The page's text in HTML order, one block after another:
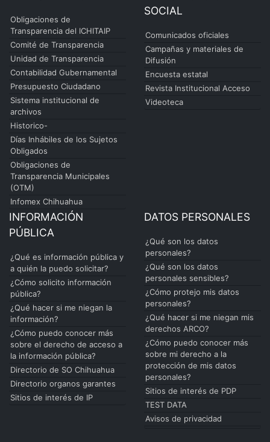
Obligaciones de
Transparencia del ICHITAIP
Comité de Transparencia
Unidad de Transparencia
Contabilidad Gubernamental
Presupuesto Ciudadano
Sistema institucional de
archivos
Historico-
Días Inhábiles de los Sujetos
Obligados
Obligaciones de
Transparencia Municipales
(OTM)
Infomex Chihuahua
SOCIAL
Comunicados oficiales
Campañas y materiales de
Difusión
Encuesta estatal
Revista Institucional Acceso
Videoteca
INFORMACIÓN
PÚBLICA
¿Qué es información pública y
a quién la puedo solicitar?
¿Cómo solicito información
pública?
¿Qué hacer si me niegan la
información?
¿Cómo puedo conocer más
sobre el derecho de acceso a
la información pública?
Directorio de SO Chihuahua
Directorio organos garantes
Sitios de interés de IP
DATOS PERSONALES
¿Qué son los datos
personales?
¿Qué son los datos
personales sensibles?
¿Cómo protejo mis datos
personales?
¿Qué hacer si me niegan mis
derechos ARCO?
¿Cómo puedo conocer más
sobre mi derecho a la
protección de mis datos
personales?
Sitios de interés de PDP
TEST DATA
Avisos de privacidad